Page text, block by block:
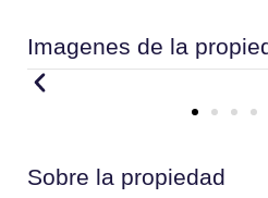
Imagenes de la
Sobre la propiedad